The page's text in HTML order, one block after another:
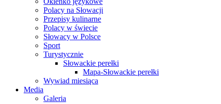
Polacy na Słowacji
Przepisy kulinarne
Polacy w świecie
Słowacy w Polsce
Sport
Turystycznie
Słowackie perełki
Mapa-Słowackie perełki
Wywiad miesiąca
Media
Galeria